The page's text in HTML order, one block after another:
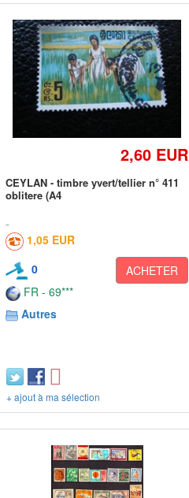
2,60 EUR
CEYLAN - timbre yvert/tellier n° 411
oblitere (A4
1,05 EUR
0
ACHETER
FR - 69***
Autres
+ ajout à ma sélection